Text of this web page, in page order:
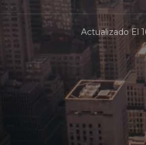
Actualizado El